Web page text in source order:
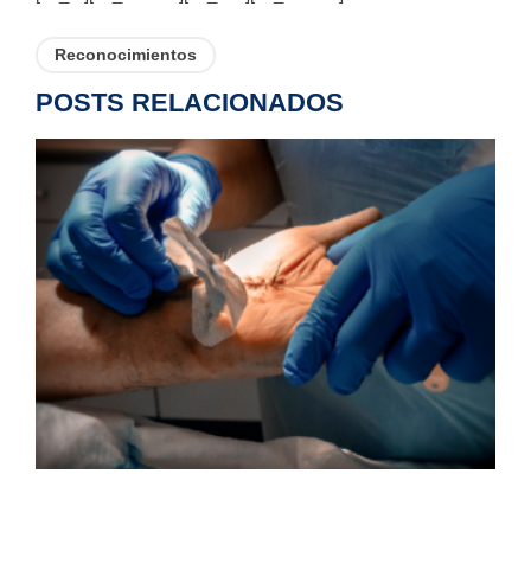
Reconocimientos
POSTS RELACIONADOS